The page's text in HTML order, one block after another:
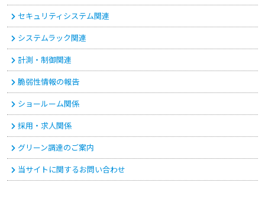
セキュリティシステム関連
システムラック関連
計測・制御関連
脆弱性情報の報告
ショールーム関係
採用・求人関係
グリーン調達のご案内
当サイトに関するお問い合わせ